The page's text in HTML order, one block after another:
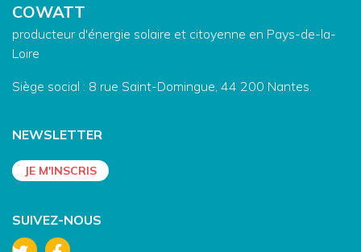
COWATT
producteur d'énergie solaire et citoyenne en Pays-de-la-
Loire
Siège social : 8 rue Saint-Domingue, 44 200 Nantes.
NEWSLETTER
SUIVEZ-NOUS